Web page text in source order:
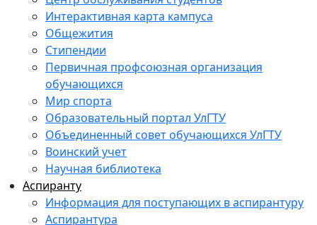
Интерактивная карта кампуса
Общежития
Стипендии
Первичная профсоюзная организация
обучающихся
Мир спорта
Образовательный портал УлГТУ
Объединенный совет обучающихся УлГТУ
Воинский учет
Научная библиотека
Аспиранту
Информация для поступающих в аспирантуру
Аспирантура